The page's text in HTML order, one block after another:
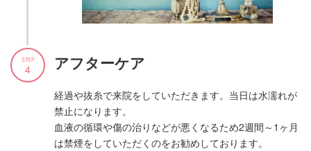
アフターケア
経過や抜糸で来院をしていただきます。当日は水濡れが
禁止になります。
血液の循環や傷の治りなどが悪くなるため2週間～1ヶ月
は禁煙をしていただくのをお勧めしております。
STEP
4